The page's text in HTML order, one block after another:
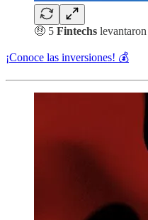
🤑 5 Fintechs
¡Conoce las inversiones! 💰